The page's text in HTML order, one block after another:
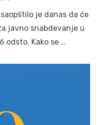
je danas da će
javno snabdevanje u
odsto. Kako se …